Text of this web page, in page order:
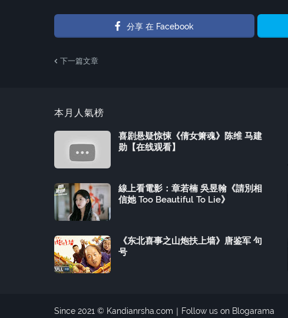
分享 在 Facebook
下一篇文章
本月人氣榜
喜剧悬疑惊悚《倩女箫魂》陈维 马建
勋【在线观看】
線上看電影：章若楠 吳昱翰《請別相
信她 Too Beautiful To Lie》
《东北喜事之山炮扶上墙》唐鉴军 句
号
Since 2021 © Kandianrsha.com ｜ Follow us on Blogarama